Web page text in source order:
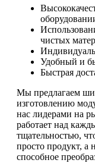
чистых
Удобный и
Быстрая
Мы предлагаем
изготовлению
нас лидерами на
работает над
тщательностью,
просто продукт, а
способное